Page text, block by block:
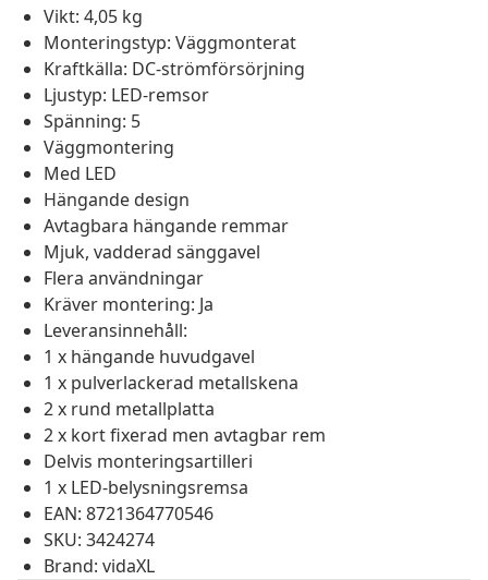
Vikt: 4,05 kg
Monteringstyp: Väggmonterat
Kraftkälla: DC-strömförsörjning
Ljustyp: LED-remsor
Spänning: 5
Väggmontering
Med LED
Hängande design
Avtagbara hängande remmar
Mjuk, vadderad sänggavel
Flera användningar
Kräver montering: Ja
Leveransinnehåll:
1 x hängande huvudgavel
1 x pulverlackerad metallskena
2 x rund metallplatta
2 x kort fixerad men avtagbar rem
Delvis monteringsartilleri
1 x LED-belysningsremsa
EAN: 8721364770546
SKU: 3424274
Brand: vidaXL